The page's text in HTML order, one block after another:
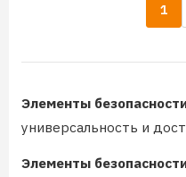
1
Элементы
универсальность и
Элементы